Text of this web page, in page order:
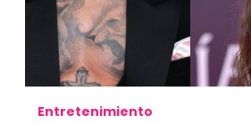
Entretenimiento